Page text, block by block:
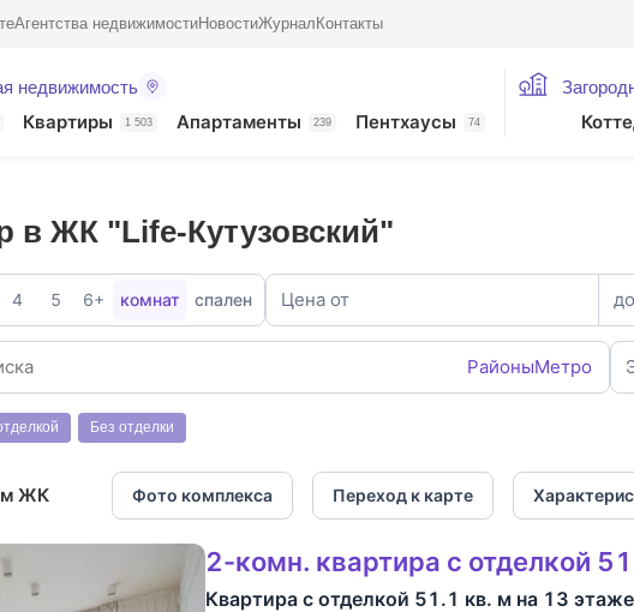
Агентства недвижимостиНовостиЖурнал Контакты
недвижимость
Квартиры 1 503 Апартаменты 239 Пентхаусы 74
в ЖК "Life-Кутузовский"
4 5 6+ комнат спален Цена от до
РайоныМетро
Без отделки
ЖК Фото комплекса Переход к карте
2-комн. квартира с отделкой
Квартира с отделкой 51.1 кв. м на 13 этаже